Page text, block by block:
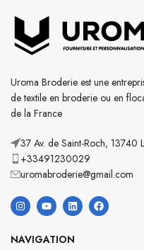
Uroma Broderie est une
de textile en broderie ou en
de la France
37 Av. de Saint-Roch, 13740
+33491230029
uromabroderie@gmail.com
NAVIGATION